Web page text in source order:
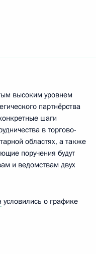
высоким уровнем
партнёрства
шаги
в торгово-
областях, а также
поручения будут
и ведомствам двух
условились о графике